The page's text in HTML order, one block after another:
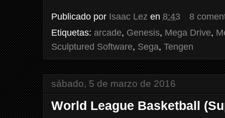
Publicado por Isaac Lez en 8:43
8
Etiquetas: arcade, Genesis, Mega Drive,
Sculptured Software, Sega, Tengen
sábado, 5 de marzo de 2016
World League Basketball